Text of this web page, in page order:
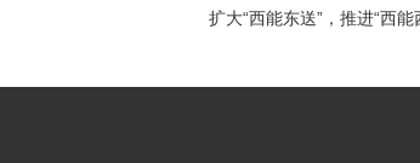
扩大“西能东送”，推进“西能